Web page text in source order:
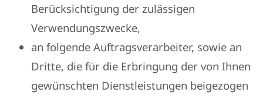
Berücksichtigung der zulässigen
Verwendungszwecke,
an folgende Auftragsverarbeiter, sowie an
Dritte, die für die Erbringung der von Ihnen
gewünschten Dienstleistungen beigezogen